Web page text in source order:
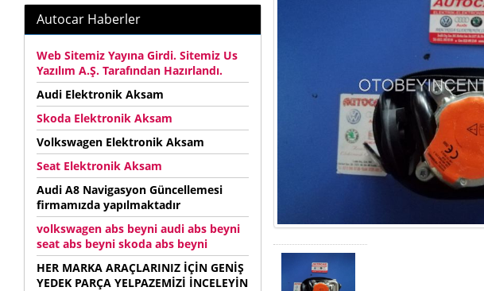
Autocar Haberler
Web Sitemiz Yayına Girdi. Sitemiz Us
Yazılım A.Ş. Tarafından Hazırlandı.
Audi Elektronik Aksam
Skoda Elektronik Aksam
Volkswagen Elektronik Aksam
Seat Elektronik Aksam
Audi A8 Navigasyon Güncellemesi
firmamızda yapılmaktadır
volkswagen abs beyni audi abs beyni
seat abs beyni skoda abs beyni
HER MARKA ARAÇLARINIZ İÇİN GENİŞ
YEDEK PARÇA YELPAZEMİZİ İNCELEYİN